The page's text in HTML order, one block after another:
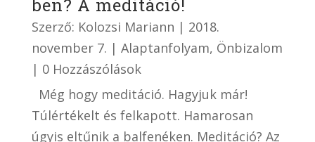
ben? A meditáció!
Szerző: Kolozsi Mariann | 2018.
november 7. | Alaptanfolyam, Önbizalom
| 0 Hozzászólások
Még hogy meditáció. Hagyjuk már!
Túlértékelt és felkapott. Hamarosan
úgyis eltűnik a balfenéken. Meditáció? Az